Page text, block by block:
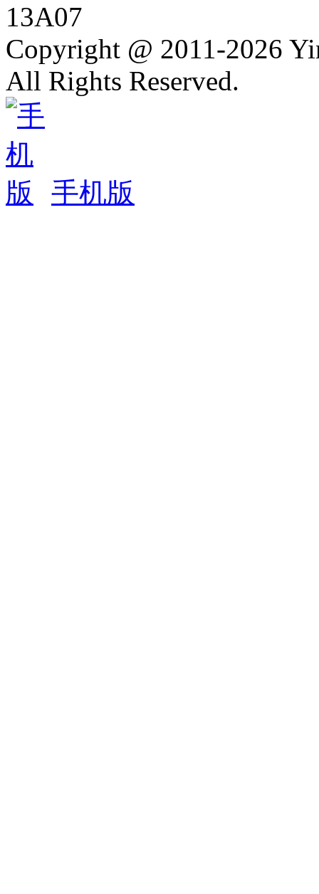
13A07
Copyright @ 2011-2026
All Rights Reserved.
手机版